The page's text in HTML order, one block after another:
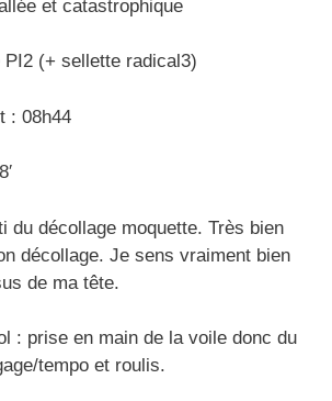
et catastrophique
PI2 (+ sellette radical3)
: 08h44
du décollage moquette. Très bien
décollage. Je sens vraiment bien
de ma tête.
: prise en main de la voile donc du
tempo et roulis.